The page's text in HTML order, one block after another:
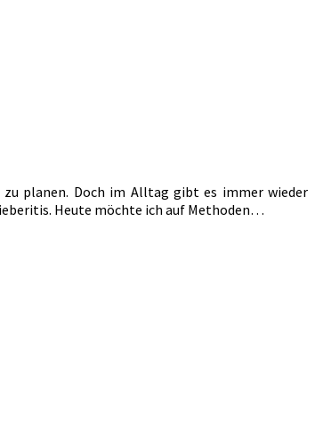
planen. Doch im Alltag gibt es immer wieder
Heute möchte ich auf Methoden…